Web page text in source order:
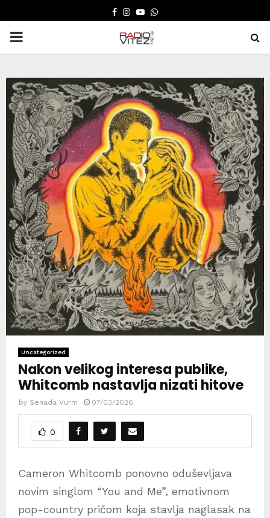
FACEBOOK
INSTAGRAM
YOUTUBE
WHATSAPP
PRIMARY
Uncategorized
Nakon velikog interesa publike,
Whitcomb nastavlja nizati hitove
by Senada Vurm 07/03/2026
0
Cameron Whitcomb ponovno oduševljava
novim singlom “You and Me”, emotivnom
pop-country pričom koja stavlja naglasak na